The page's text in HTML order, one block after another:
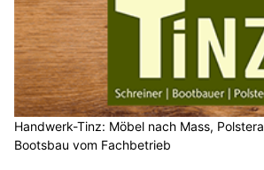
Handwerk-Tinz: Möbel nach Mass,
Bootsbau vom Fachbetrieb